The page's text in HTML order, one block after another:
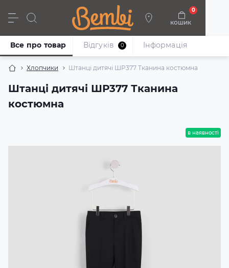
кошик
0
Дівчата Хлопці Немовлята Взуття
Хлопчики Штанці дитячі ШР377 Тканина костюмна
Штанці дитячі ШР377 Тканина
костюмна
Все про товар Відгуків 0 Iнформація
в наявності